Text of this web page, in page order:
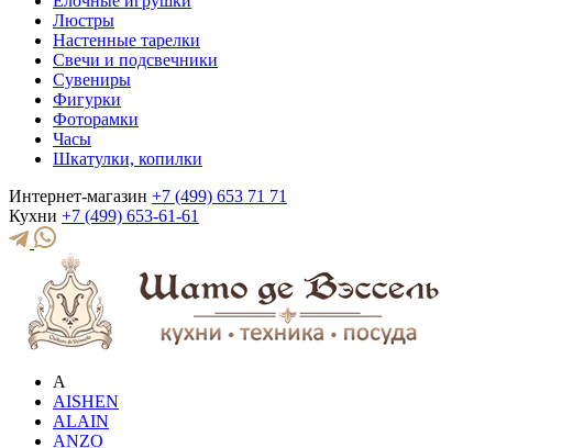
Люстры
Настенные тарелки
Свечи и подсвечники
Сувениры
Фигурки
Фоторамки
Часы
Шкатулки, копилки
Интернет-магазин +7 (499) 653 71 71
Кухни +7 (499) 653-61-61
A
AISHEN
ALAIN
ANZO